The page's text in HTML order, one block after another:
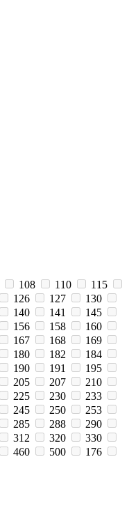
108 110
115
126 127
130
140 141
145
156 158
160
167 168
169
180 182
184
190 191
195
205 207
210
225 230
233
245 250
253
285 288
290
312 320
330
460 500
176